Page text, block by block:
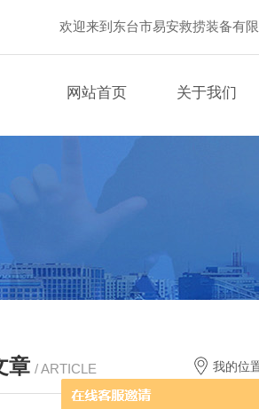
欢迎来到东台市易安救捞装备有限
网站首页 关于我们
章 / ARTICLE 我的位